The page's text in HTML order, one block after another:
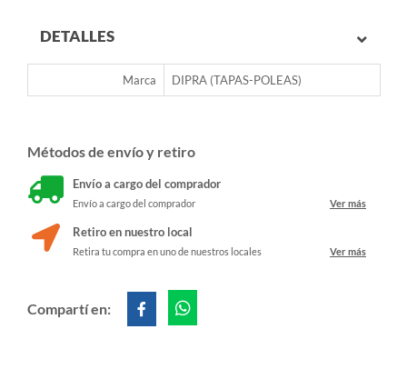
DETALLES
Marca DIPRA (TAPAS-POLEAS)
Métodos de envío y retiro
Envío a cargo del comprador
Envío a cargo del comprador Ver más
Retiro en nuestro local
Retira tu compra en uno de nuestros locales Ver más
Compartí en: